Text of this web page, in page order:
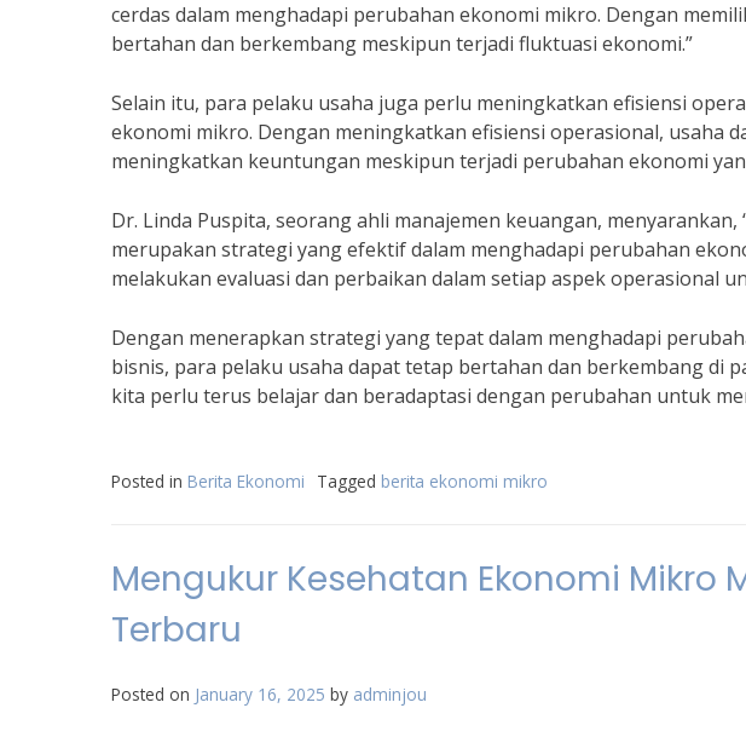
cerdas dalam menghadapi perubahan ekonomi mikro. Dengan
bertahan dan berkembang meskipun terjadi fluktuasi ekonomi.”
Selain itu, para pelaku usaha juga perlu meningkatkan efisiensi
ekonomi mikro. Dengan meningkatkan efisiensi operasional, usaha
meningkatkan keuntungan meskipun terjadi perubahan ekonomi
Dr. Linda Puspita, seorang ahli manajemen keuangan,
merupakan strategi yang efektif dalam menghadapi perubahan
melakukan evaluasi dan perbaikan dalam setiap aspek operasional
Dengan menerapkan strategi yang tepat dalam menghadapi
bisnis, para pelaku usaha dapat tetap bertahan dan berkembang di
kita perlu terus belajar dan beradaptasi dengan perubahan untuk
Posted in Berita Ekonomi Tagged berita ekonomi mikro
Mengukur Kesehatan Ekonomi Mikro
Terbaru
Posted on January 16, 2025 by adminjou